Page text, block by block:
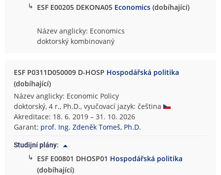
↳ ESF E00205 DEKONA05 Economics (dobíhající)
Název anglicky: Economics
doktorský kombinovaný
ESF P0311D050009 D-HOSP Hospodářská politika
(dobíhající)
Název anglicky: Economic Policy
doktorský, 4 r., Ph.D., vyučovací jazyk: čeština
Akreditace: 18. 6. 2019 – 31. 10. 2026
Garant: prof. Ing. Zdeněk Tomeš, Ph.D.
Studijní plány:
↳ ESF E00801 DHOSP01 Hospodářská politika
(dobíhající)